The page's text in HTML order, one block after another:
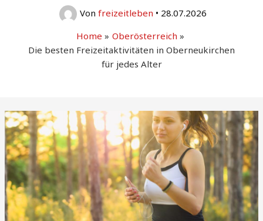
Von freizeitleben • 28.07.2026
Home
Oberösterreich
Die besten Freizeitaktivitäten in Oberneukirchen
für jedes Alter